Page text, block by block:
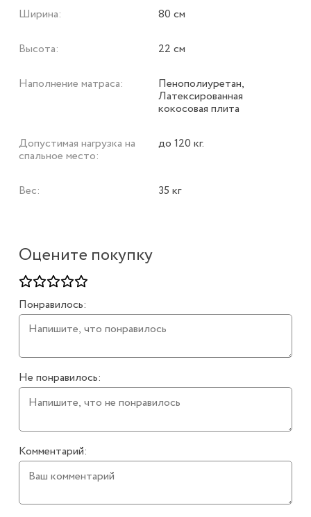
Оцените покупку
Понравилось:
Не понравилось:
Комментарий:
Ширина: 80 см
Высота: 22 см
Наполнение матраса: Пенополиуретан,
Латексированная
кокосовая плита
Допустимая нагрузка на
спальное место:
до 120 кг.
Вес: 35 кг